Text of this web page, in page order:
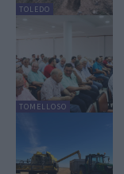
TOLEDO
TOMELLOSO